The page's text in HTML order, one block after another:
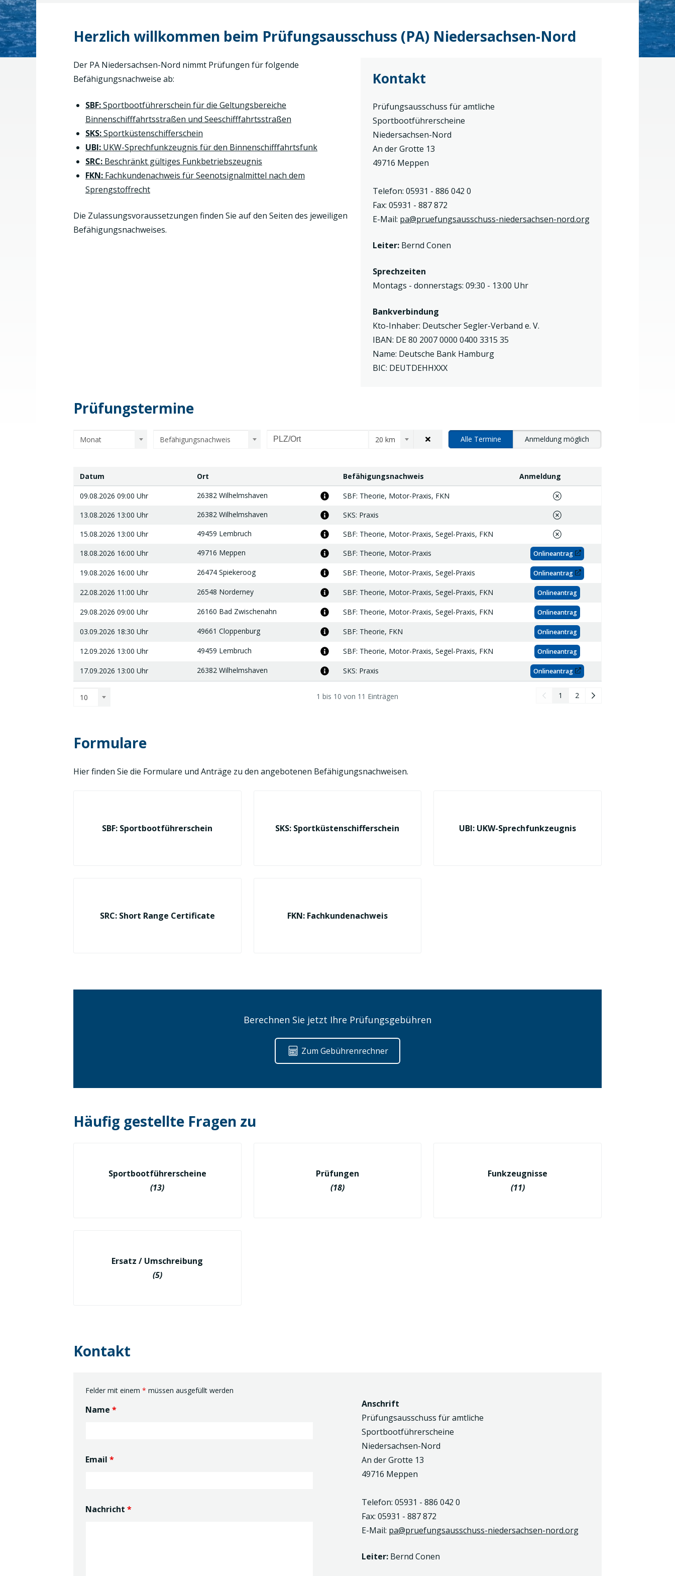
Herzlich willkommen beim Prüfungsausschuss (PA) Niedersachsen-Nord
Kontakt
Prüfungsausschuss für amtliche
Sportbootführerscheine
Niedersachsen-Nord
An der Grotte 13
49716 Meppen
Telefon: 05931 - 886 042 0
Fax: 05931 - 887 872
E-Mail: pa@pruefungsausschuss-niedersachsen-nord.org
Leiter: Bernd Conen
Sprechzeiten
Montags - donnerstags: 09:30 - 13:00 Uhr
Bankverbindung
Kto-Inhaber: Deutscher Segler-Verband e. V.
IBAN: DE 80 2007 0000 0400 3315 35
Name: Deutsche Bank Hamburg
BIC: DEUTDEHHXXX
Der PA Niedersachsen-Nord nimmt Prüfungen für folgende
Befähigungsnachweise ab:
SBF:Sportbootführerschein für die Geltungsbereiche
Binnenschifffahrtsstraßen und Seeschifffahrtsstraßen
SKS:Sportküstenschifferschein
UBI: UKW-Sprechfunkzeugnis für den Binnenschifffahrtsfunk
SRC: Beschränkt gültiges Funkbetriebszeugnis
FKN: Fachkundenachweis für Seenotsignalmittel nach dem
Sprengstoffrecht
Die Zulassungsvoraussetzungen finden Sie auf den Seiten des jeweiligen
Befähigungsnachweises.
Prüfungstermine
Monat Befähigungsnachweis 20 km
Ort zurücksetzen
Alle Termine Anmeldung möglich
Datum Ort Befähigungsnachweis
Anmeldung
Datum
Ort Befähigungsnachweis Anmeldung
09.08.2026 09:00 Uhr 26382 Wilhelmshaven
Mehr
Informationen
zum
Treffpunkt
SBF: Theorie, Motor-Praxis, FKN
13.08.2026 13:00 Uhr
26382 Wilhelmshaven
Mehr
Informationen
zum
Treffpunkt
SKS: Praxis
15.08.2026 13:00 Uhr
49459 Lembruch
Mehr
Informationen
zum
Treffpunkt
SBF: Theorie, Motor-Praxis, Segel-Praxis, FKN
18.08.2026 16:00 Uhr
49716 Meppen
Mehr
Informationen
zum
Treffpunkt
SBF: Theorie, Motor-Praxis Onlineantrag
19.08.2026 16:00 Uhr 26474 Spiekeroog
Mehr
Informationen
zum
Treffpunkt
SBF: Theorie, Motor-Praxis, Segel-Praxis Onlineantrag
22.08.2026 11:00 Uhr 26548 Norderney
Mehr
Informationen
zum
Treffpunkt
SBF: Theorie, Motor-Praxis, Segel-Praxis, FKN Onlineantrag
29.08.2026 09:00 Uhr 26160 Bad Zwischenahn
Mehr
Informationen
zum
Treffpunkt
SBF: Theorie, Motor-Praxis, Segel-Praxis, FKN Onlineantrag
03.09.2026 18:30 Uhr 49661 Cloppenburg
Mehr
Informationen
zum
Treffpunkt
SBF: Theorie, FKN Onlineantrag
12.09.2026 13:00 Uhr 49459 Lembruch
Mehr
Informationen
zum
Treffpunkt
SBF: Theorie, Motor-Praxis, Segel-Praxis, FKN Onlineantrag
17.09.2026 13:00 Uhr 26382 Wilhelmshaven
Mehr
Informationen
Treffpunkt
SKS: Praxis Onlineantrag
10 1 bis 10 von 11 Einträgen 1 2
Formulare
Hier finden Sie die Formulare und Anträge zu den angebotenen Befähigungsnachweisen.
SBF: Sportbootführerschein SKS: Sportküstenschifferschein UBI: UKW-Sprechfunkzeugnis
SRC: Short Range Certificate FKN: Fachkundenachweis
Berechnen Sie jetzt Ihre Prüfungsgebühren
Zum Gebührenrechner
Häufig gestellte Fragen zu
Sportbootführerscheine
(13)
Prüfungen
(18)
Funkzeugnisse
(11)
Ersatz / Umschreibung
(5)
Kontakt
Felder mit einem * müssen ausgefüllt werden
Name *
Email *
Nachricht *
Anschrift
Prüfungsausschuss für amtliche
Sportbootführerscheine
Niedersachsen-Nord
An der Grotte 13
49716 Meppen
Telefon: 05931 - 886 042 0
Fax: 05931 - 887 872
E-Mail: pa@pruefungsausschuss-niedersachsen-nord.org
Leiter: Bernd Conen